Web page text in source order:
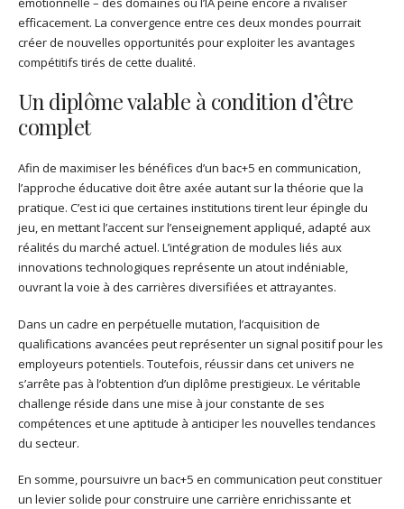
efficacement. La convergence entre ces deux mondes pourrait
créer de nouvelles opportunités pour exploiter les avantages
compétitifs tirés de cette dualité.
Un diplôme valable à condition d’être
complet
Afin de maximiser les bénéfices d’un bac+5 en communication,
l’approche éducative doit être axée autant sur la théorie que la
pratique. C’est ici que certaines institutions tirent leur épingle du
jeu, en mettant l’accent sur l’enseignement appliqué, adapté aux
réalités du marché actuel. L’intégration de modules liés aux
innovations technologiques représente un atout indéniable,
ouvrant la voie à des carrières diversifiées et attrayantes.
Dans un cadre en perpétuelle mutation, l’acquisition de
qualifications avancées peut représenter un signal positif pour les
employeurs potentiels. Toutefois, réussir dans cet univers ne
s’arrête pas à l’obtention d’un diplôme prestigieux. Le véritable
challenge réside dans une mise à jour constante de ses
compétences et une aptitude à anticiper les nouvelles tendances
du secteur.
En somme, poursuivre un bac+5 en communication peut constituer
un levier solide pour construire une carrière enrichissante et